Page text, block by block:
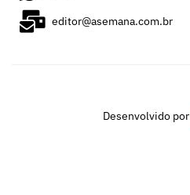
editor@asemana.com.br
Desenvolvido por